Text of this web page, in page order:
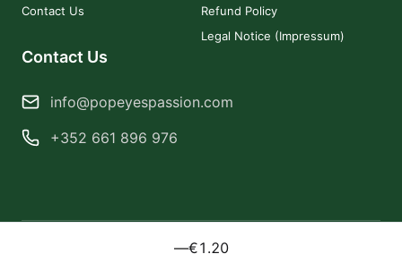
—€1.20
Contact Us
Refund Policy
Legal Notice (Impressum)
Contact Us
info@popeyespassion.com
+352 661 896 976